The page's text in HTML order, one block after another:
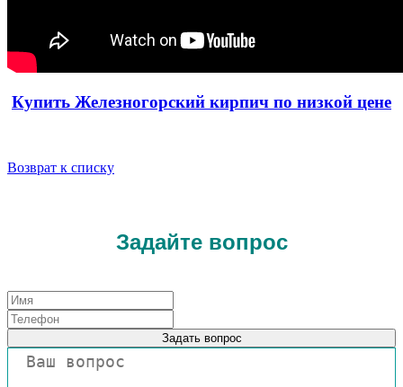
Купить Железногорский кирпич по низкой цене
Возврат к списку
Задайте вопрос
Задать вопрос